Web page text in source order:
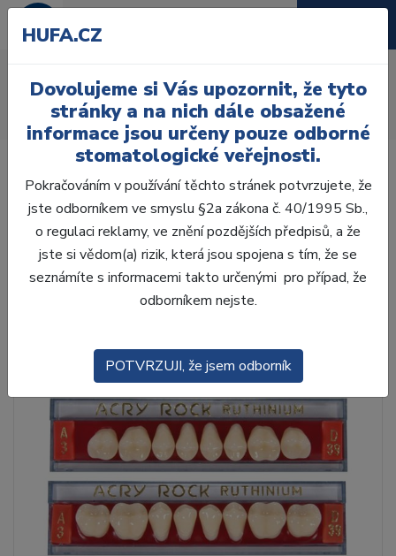
Úvod Zuby
AcryRock
AcryRock 1x28 S17-I41-D44, C3
HUFA.CZ
Dovolujeme si Vás upozornit, že tyto
stránky a na nich dále obsažené
informace jsou určeny pouze odborné
stomatologické veřejnosti.
Pokračováním v používání těchto stránek potvrzujete, že
jste odborníkem ve smyslu §2a zákona č. 40/1995 Sb.,
o regulaci reklamy, ve znění pozdějších předpisů, a že
jste si vědom(a) rizik, která jsou spojena s tím, že se
seznámíte s informacemi takto určenými pro případ, že
odborníkem nejste.
POTVRZUJI, že jsem odborník